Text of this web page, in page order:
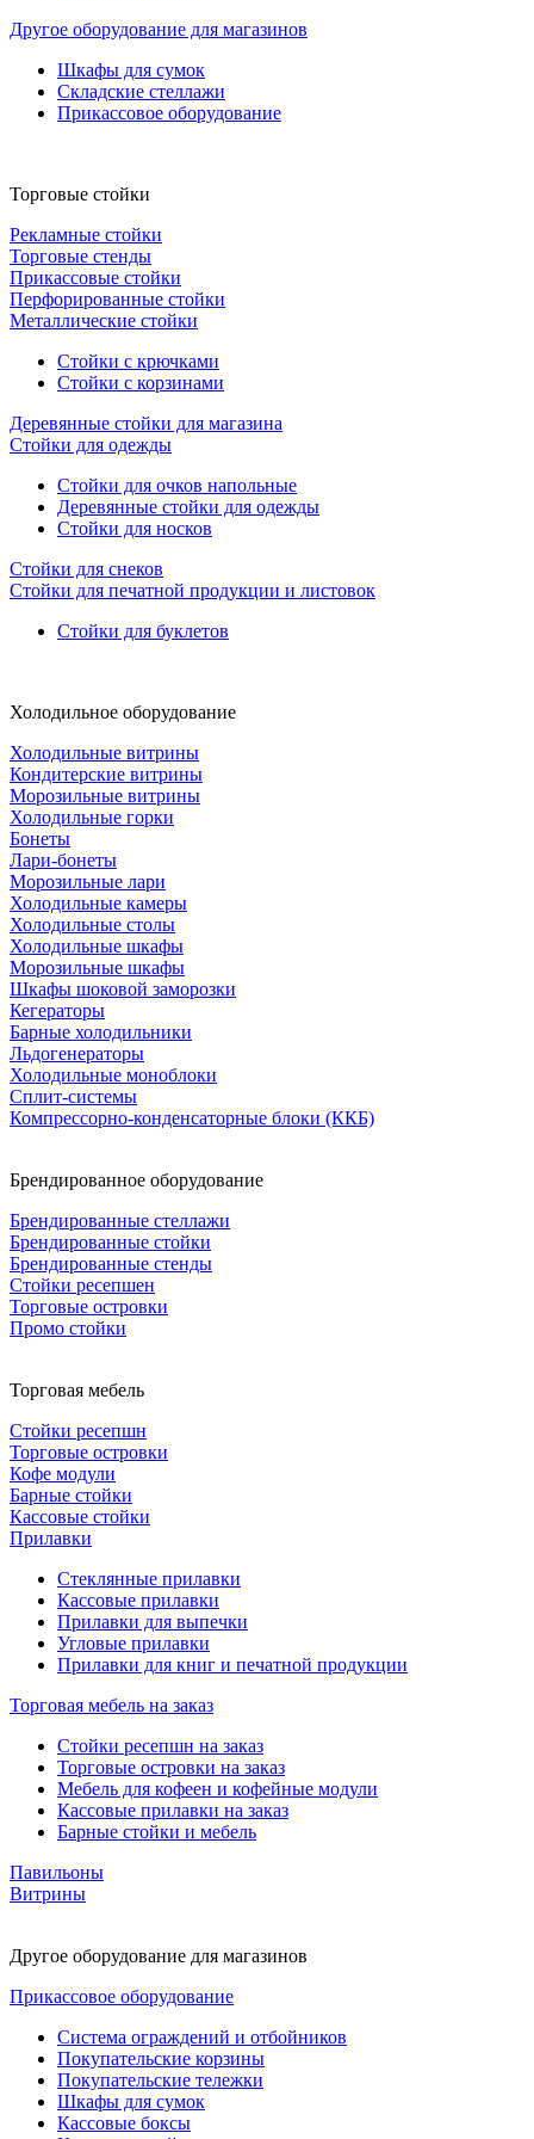
Другое оборудование для магазинов
Шкафы для сумок
Складские стеллажи
Прикассовое оборудование
Торговые стойки
Рекламные стойки
Торговые стенды
Прикассовые стойки
Перфорированные стойки
Металлические стойки
Стойки с крючками
Стойки с корзинами
Деревянные стойки для магазина
Стойки для одежды
Стойки для очков напольные
Деревянные стойки для одежды
Стойки для носков
Стойки для снеков
Стойки для печатной продукции и листовок
Стойки для буклетов
Холодильное оборудование
Холодильные витрины
Кондитерские витрины
Морозильные витрины
Холодильные горки
Бонеты
Лари-бонеты
Морозильные лари
Холодильные камеры
Холодильные столы
Холодильные шкафы
Морозильные шкафы
Шкафы шоковой заморозки
Кегераторы
Барные холодильники
Льдогенераторы
Холодильные моноблоки
Сплит-системы
Компрессорно-конденсаторные блоки (ККБ)
Брендированное оборудование
Брендированные стеллажи
Брендированные стойки
Брендированные стенды
Стойки ресепшен
Торговые островки
Промо стойки
Торговая мебель
Стойки ресепшн
Торговые островки
Кофе модули
Барные стойки
Кассовые стойки
Прилавки
Стеклянные прилавки
Кассовые прилавки
Прилавки для выпечки
Угловые прилавки
Прилавки для книг и печатной продукции
Торговая мебель на заказ
Стойки ресепшн на заказ
Торговые островки на заказ
Мебель для кофеен и кофейные модули
Кассовые прилавки на заказ
Барные стойки и мебель
Павильоны
Витрины
Другое оборудование для магазинов
Прикассовое оборудование
Система ограждений и отбойников
Покупательские корзины
Покупательские тележки
Шкафы для сумок
Кассовые боксы